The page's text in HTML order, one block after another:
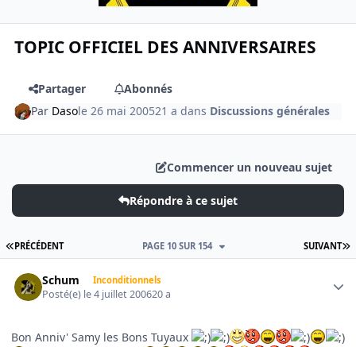
TOPIC OFFICIEL DES ANNIVERSAIRES
Partager
Abonnés
Par Dasole 26 mai 200521 a dans Discussions générales
Commencer un nouveau sujet
Répondre à ce sujet
PREMIÈRE PAGE
PRÉCÉDENT SUIVANT
PAGE 10 SUR 154
Schum Inconditionnels
Posté(e) le 4 juillet 200620 a
Bon Anniv' Samy les Bons Tuyaux